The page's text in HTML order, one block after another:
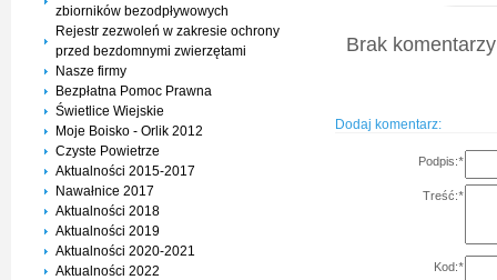
zbiorników bezodpływowych
Rejestr zezwoleń w zakresie ochrony
przed bezdomnymi zwierzętami
Nasze firmy
Bezpłatna Pomoc Prawna
Świetlice Wiejskie
Moje Boisko - Orlik 2012
Czyste Powietrze
Aktualności 2015-2017
Nawałnice 2017
Aktualności 2018
Aktualności 2019
Aktualności 2020-2021
Aktualności 2022
Brak
Dodaj komentarz:
Podpis:*
Treść:*
Kod:*